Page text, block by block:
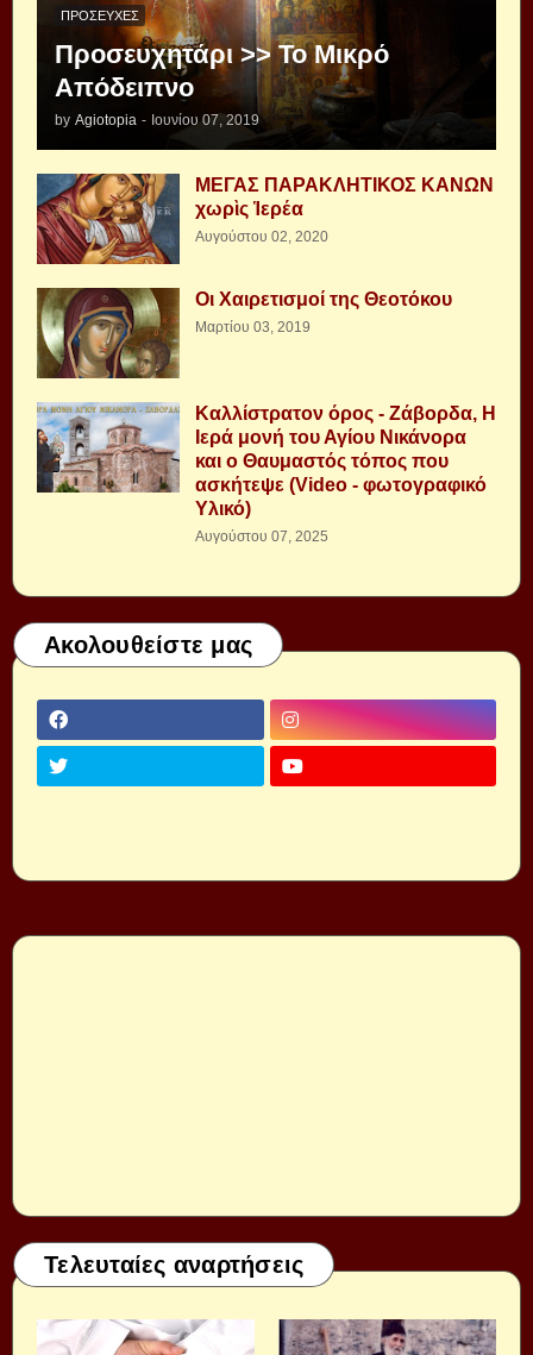
ΠΡΟΣΕΥΧΈΣ
Προσευχητάρι >> Το Μικρό
Απόδειπνο
by Agiotopia - Ιουνίου 07, 2019
ΜΕΓΑΣ ΠΑΡΑΚΛΗΤΙΚΟΣ ΚΑΝΩΝ
χωρὶς Ἱερέα
Αυγούστου 02, 2020
Οι Χαιρετισμοί της Θεοτόκου
Μαρτίου 03, 2019
Καλλίστρατον όρος - Ζάβορδα, Η
Ιερά μονή του Αγίου Νικάνορα
και ο Θαυμαστός τόπος που
ασκήτεψε (Video - φωτογραφικό
Υλικό)
Αυγούστου 07, 2025
Ακολουθείστε μας
Τελευταίες αναρτήσεις